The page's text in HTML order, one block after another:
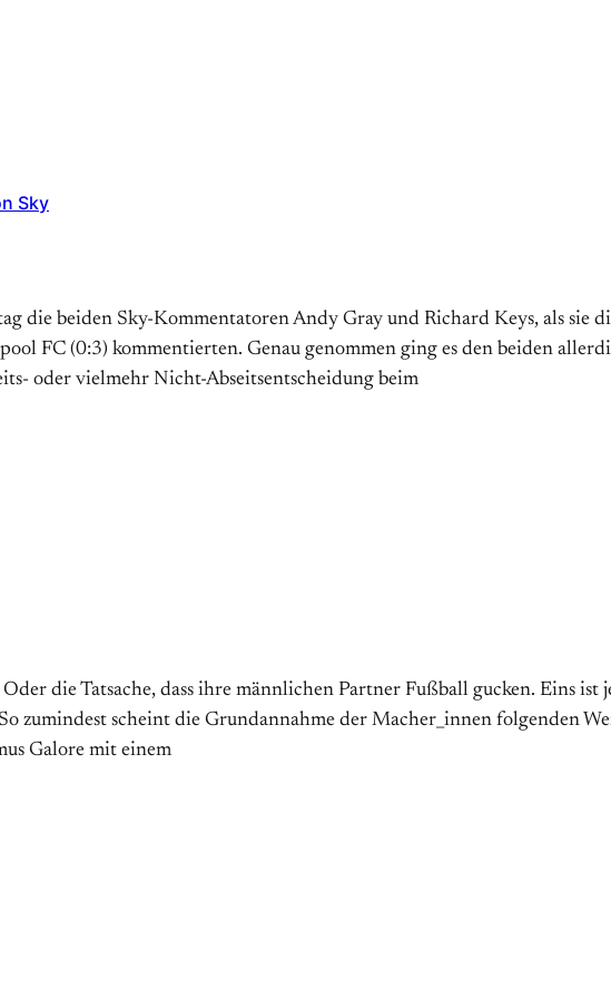
Sky
die beiden Sky-Kommentatoren Andy Gray und Richard Keys, als sie
FC (0:3) kommentierten. Genau genommen ging es den beiden
oder vielmehr Nicht-Abseitsentscheidung beim
die Tatsache, dass ihre männlichen Partner Fußball gucken. Eins
zumindest scheint die Grundannahme der Macher_innen folgenden
Galore mit einem